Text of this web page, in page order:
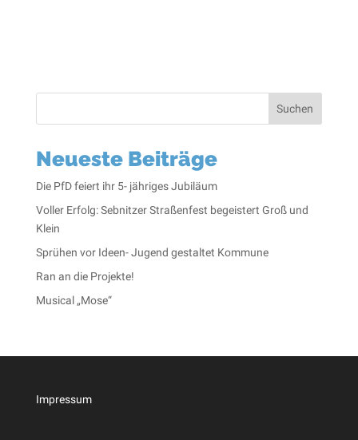
Suchen
Neueste Beiträge
Die PfD feiert ihr 5- jähriges Jubiläum
Voller Erfolg: Sebnitzer Straßenfest begeistert Groß und
Klein
Sprühen vor Ideen- Jugend gestaltet Kommune
Ran an die Projekte!
Musical „Mose“
Impressum